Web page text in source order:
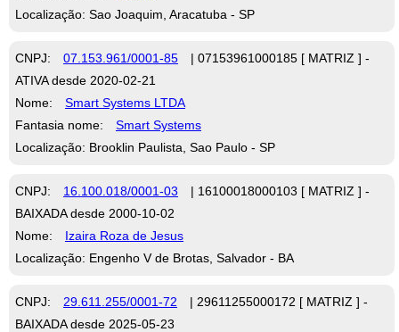
Localização: Sao Joaquim, Aracatuba - SP
CNPJ: 07.153.961/0001-85
| 07153961000185 [ MATRIZ ] -
ATIVA desde 2020-02-21
Nome:
Smart Systems LTDA
Fantasia nome:
Smart Systems
Localização: Brooklin Paulista, Sao Paulo - SP
CNPJ: 16.100.018/0001-03
| 16100018000103 [ MATRIZ ] -
BAIXADA desde 2000-10-02
Nome:
Izaira Roza de Jesus
Localização: Engenho V de Brotas, Salvador - BA
CNPJ: 29.611.255/0001-72
| 29611255000172 [ MATRIZ ] -
BAIXADA desde 2025-05-23